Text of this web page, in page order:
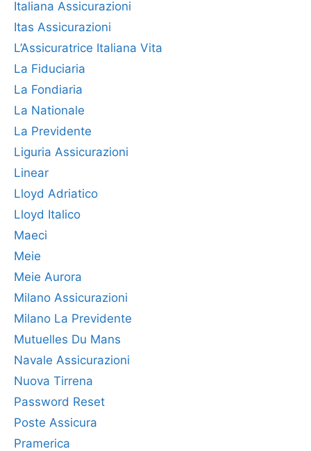
Italiana Assicurazioni
Itas Assicurazioni
L’Assicuratrice Italiana Vita
La Fiduciaria
La Fondiaria
La Nationale
La Previdente
Liguria Assicurazioni
Linear
Lloyd Adriatico
Lloyd Italico
Maeci
Meie
Meie Aurora
Milano Assicurazioni
Milano La Previdente
Mutuelles Du Mans
Navale Assicurazioni
Nuova Tirrena
Password Reset
Poste Assicura
Pramerica